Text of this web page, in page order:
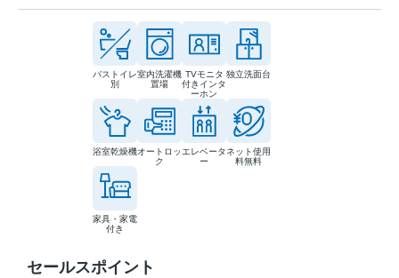
バストイレ
別
室内洗濯機
置場
TVモニタ
付きインタ
ーホン
独立洗面台
浴室乾燥機オートロッ
ク
エレベータ
ー
ネット使用
料無料
家具・家電
付き
セールスポイント